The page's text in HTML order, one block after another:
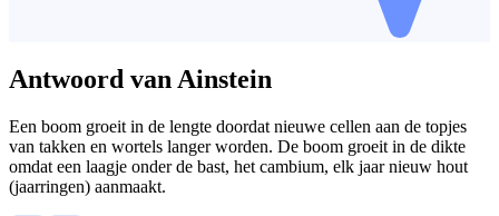
Antwoord van Ainstein
Een boom groeit in de lengte doordat nieuwe cellen aan de topjes
van takken en wortels langer worden. De boom groeit in de dikte
omdat een laagje onder de bast, het cambium, elk jaar nieuw hout
(jaarringen) aanmaakt.